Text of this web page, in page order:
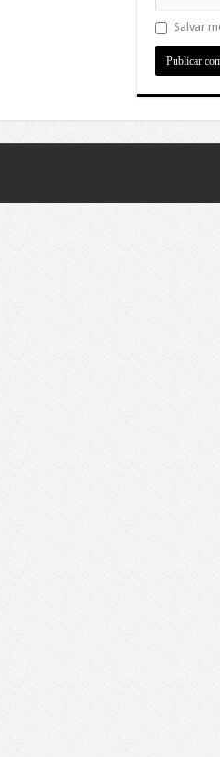
Salvar